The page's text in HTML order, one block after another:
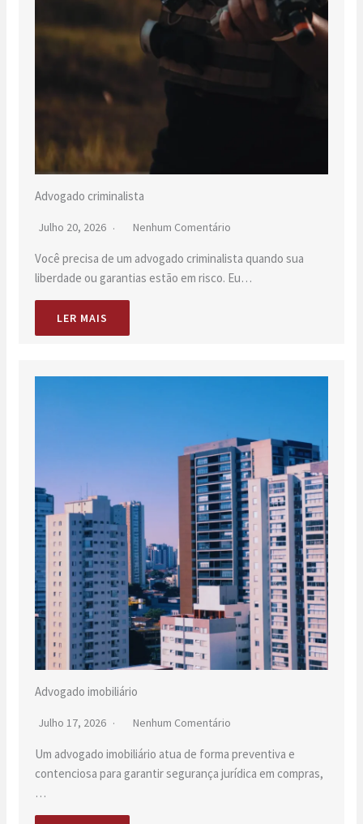
Advogado criminalista
Julho 20, 2026 Nenhum Comentário
Você precisa de um advogado criminalista quando sua
liberdade ou garantias estão em risco. Eu…
LER MAIS
Advogado imobiliário
Julho 17, 2026 Nenhum Comentário
Um advogado imobiliário atua de forma preventiva e
contenciosa para garantir segurança jurídica em compras,
…